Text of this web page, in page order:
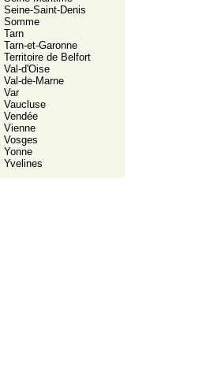
Seine-Saint-Denis
Somme
Tarn
Tarn-et-Garonne
Territoire de Belfort
Val-d'Oise
Val-de-Marne
Var
Vaucluse
Vendée
Vienne
Vosges
Yonne
Yvelines